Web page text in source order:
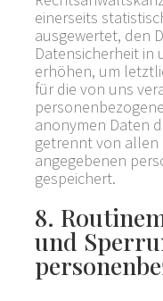
einerseits
ausgewertet, den
Datensicherheit in
erhöhen, um
für die von uns
anonymen Daten
getrennt von allen
angegebenen
gespeichert.
8.
und